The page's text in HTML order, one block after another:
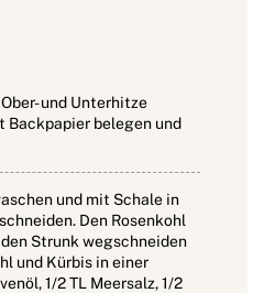
und Unterhitze
Backpapier belegen und
und mit Schale in
Den Rosenkohl
Strunk wegschneiden
und Kürbis in einer
1/2 TL Meersalz, 1/2